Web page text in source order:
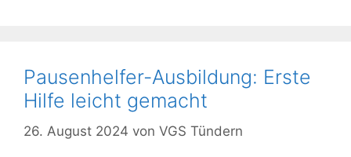
Pausenhelfer-Ausbildung: Erste
Hilfe leicht gemacht
26. August 2024 von VGS Tündern